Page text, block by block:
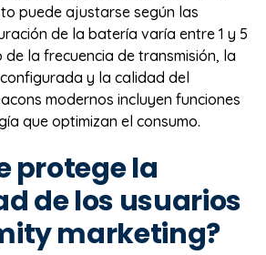
puede ajustarse según las
de la batería varía entre 1 y 5
la frecuencia de transmisión, la
y la calidad del
modernos incluyen funciones
que optimizan el consumo.
protege la
de los usuarios
marketing?